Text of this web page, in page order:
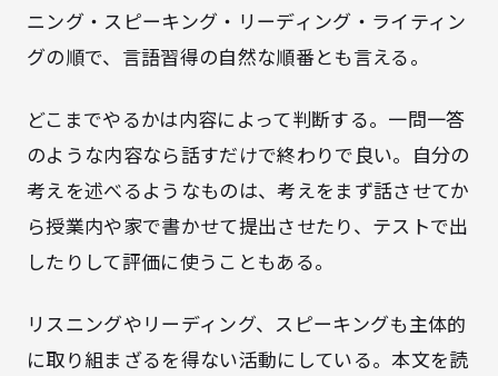
ニング・スピーキング・リーディング・ライティン
グの順で、言語習得の自然な順番とも言える。
どこまでやるかは内容によって判断する。一問一答
のような内容なら話すだけで終わりで良い。自分の
考えを述べるようなものは、考えをまず話させてか
ら授業内や家で書かせて提出させたり、テストで出
したりして評価に使うこともある。
リスニングやリーディング、スピーキングも主体的
に取り組まざるを得ない活動にしている。本文を読